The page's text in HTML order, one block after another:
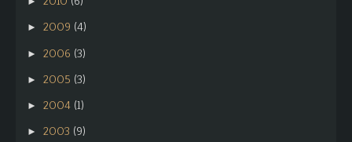
► 2009 (4)
► 2006 (3)
► 2005 (3)
► 2004 (1)
► 2003 (9)